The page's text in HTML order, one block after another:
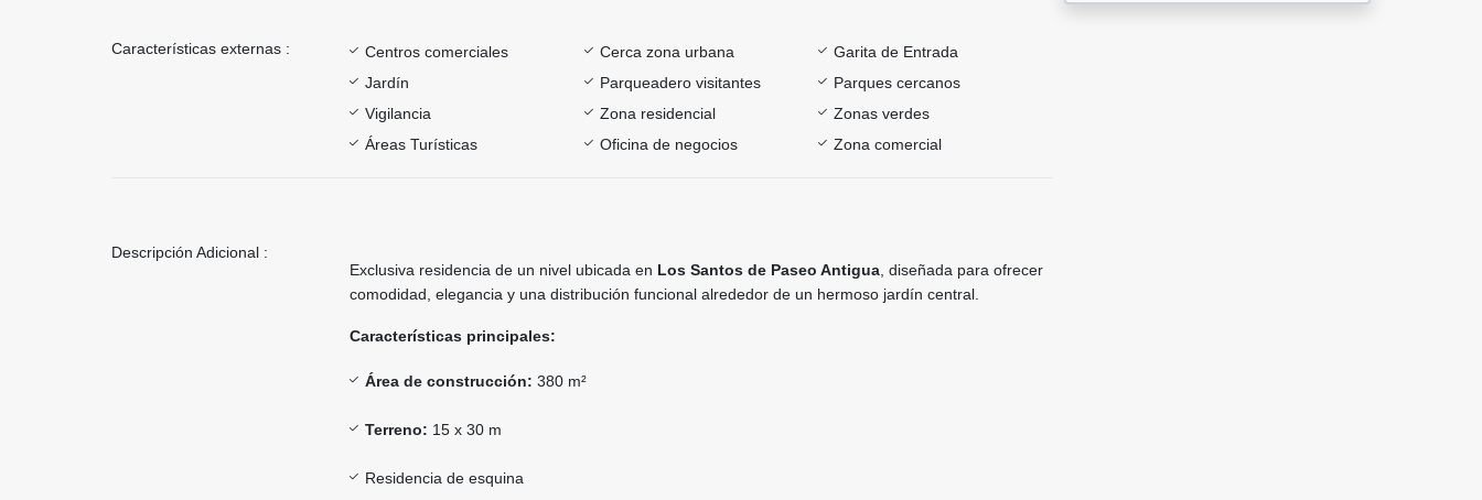
Características externas : Centros comerciales Cerca zona urbana
Garita de Entrada
Jardín
Parqueadero visitantes
Parques cercanos
Vigilancia
Zona residencial
Zonas verdes
Áreas Turísticas
Oficina de negocios Zona comercial
Descripción Adicional :
Exclusiva residencia de un nivel ubicada en Los Santos de Paseo Antigua , diseñada para ofrecer
comodidad, elegancia y una distribución funcional alrededor de un hermoso jardín central.
Características principales:
Área de construcción: 380 m²
Terreno: 15 x 30 m
Residencia de esquina